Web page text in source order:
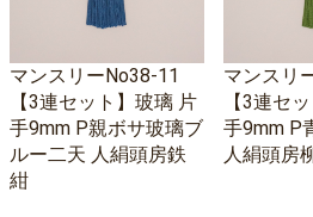
マンスリーNo38-11
【3連セット】玻璃 片
手9mm P親ボサ玻璃ブ
ルー二天 人絹頭房鉄
紺
マンスリ
【3連セ
手9mm P
人絹頭房